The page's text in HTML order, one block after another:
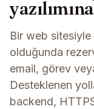
Bir web sitesiyle
olduğunda
email, görev
Desteklenen
backend,